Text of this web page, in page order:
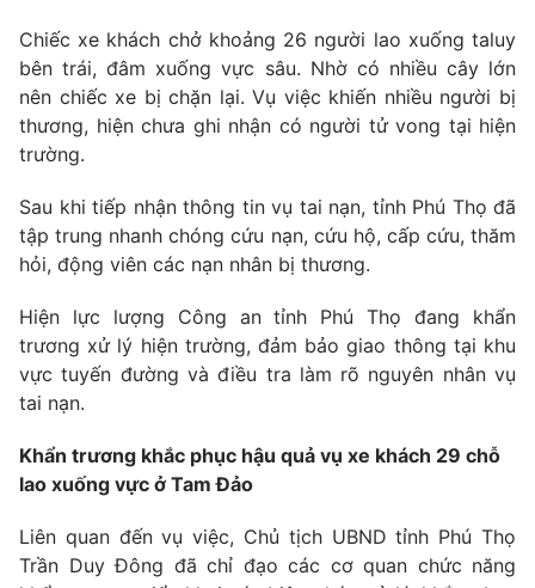
Chiếc xe khách chở khoảng 26 người lao xuống taluy
bên trái, đâm xuống vực sâu. Nhờ có nhiều cây lớn
nên chiếc xe bị chặn lại. Vụ việc khiến nhiều người bị
thương, hiện chưa ghi nhận có người tử vong tại hiện
trường.
Sau khi tiếp nhận thông tin vụ tai nạn, tỉnh Phú Thọ đã
tập trung nhanh chóng cứu nạn, cứu hộ, cấp cứu, thăm
hỏi, động viên các nạn nhân bị thương.
Hiện lực lượng Công an tỉnh Phú Thọ đang khẩn
trương xử lý hiện trường, đảm bảo giao thông tại khu
vực tuyến đường và điều tra làm rõ nguyên nhân vụ
tai nạn.
Khẩn trương khắc phục hậu quả vụ xe khách 29 chỗ
lao xuống vực ở Tam Đảo
Liên quan đến vụ việc, Chủ tịch UBND tỉnh Phú Thọ
Trần Duy Đông đã chỉ đạo các cơ quan chức năng